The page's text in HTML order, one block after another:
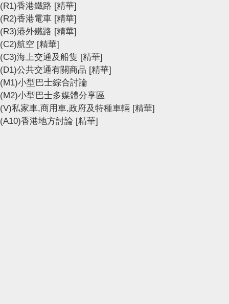
(R1)香港鐵路 [精華]
(R2)香港電車 [精華]
(R3)港外鐵路 [精華]
(C2)航空 [精華]
(C3)海上交通及船隻 [精華]
(D1)公共交通有關商品 [精華]
(M1)小型巴士綜合討論
(M2)小型巴士多媒體分享區
(V)私家車,商用車,政府及特種車輛 [精華]
(A10)香港地方討論 [精華]